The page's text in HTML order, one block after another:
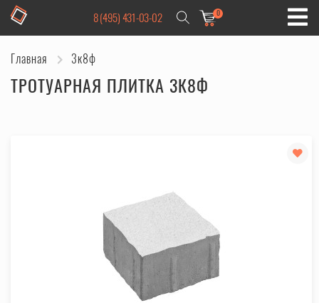
8 (495) 431-03-02 0
Главная 3к8ф
ТРОТУАРНАЯ ПЛИТКА 3К8Ф